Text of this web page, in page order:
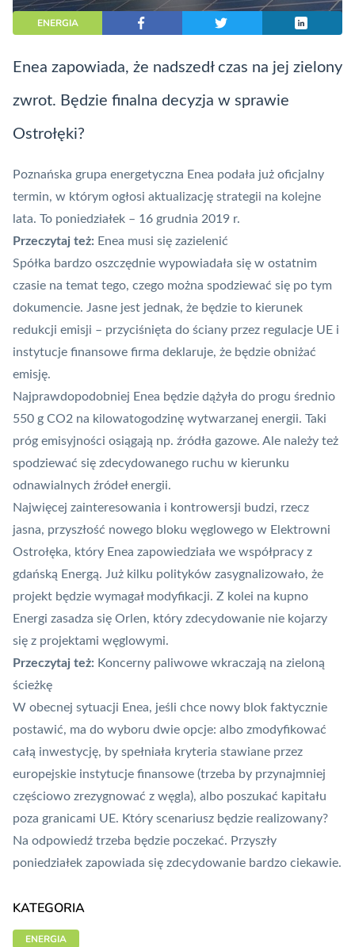
ENERGIA
Enea zapowiada, że nadszedł czas na jej zielony
zwrot. Będzie finalna decyzja w sprawie
Ostrołęki?
Poznańska grupa energetyczna Enea podała już oficjalny
termin, w którym ogłosi aktualizację strategii na kolejne
lata. To poniedziałek – 16 grudnia 2019 r.
Przeczytaj też: Enea musi się zazielenić
Spółka bardzo oszczędnie wypowiadała się w ostatnim
czasie na temat tego, czego można spodziewać się po tym
dokumencie. Jasne jest jednak, że będzie to kierunek
redukcji emisji – przyciśnięta do ściany przez regulacje UE i
instytucje finansowe firma deklaruje, że będzie obniżać
emisję.
Najprawdopodobniej Enea będzie dążyła do progu średnio
550 g CO2 na kilowatogodzinę wytwarzanej energii. Taki
próg emisyjności osiągają np. źródła gazowe. Ale należy też
spodziewać się zdecydowanego ruchu w kierunku
odnawialnych źródeł energii.
Najwięcej zainteresowania i kontrowersji budzi, rzecz
jasna, przyszłość nowego bloku węglowego w Elektrowni
Ostrołęka, który Enea zapowiedziała we współpracy z
gdańską Energą. Już kilku polityków zasygnalizowało, że
projekt będzie wymagał modyfikacji. Z kolei na kupno
Energi zasadza się Orlen, który zdecydowanie nie kojarzy
się z projektami węglowymi.
Przeczytaj też: Koncerny paliwowe wkraczają na zieloną
ścieżkę
W obecnej sytuacji Enea, jeśli chce nowy blok faktycznie
postawić, ma do wyboru dwie opcje: albo zmodyfikować
całą inwestycję, by spełniała kryteria stawiane przez
europejskie instytucje finansowe (trzeba by przynajmniej
częściowo zrezygnować z węgla), albo poszukać kapitału
poza granicami UE. Który scenariusz będzie realizowany?
Na odpowiedź trzeba będzie poczekać. Przyszły
poniedziałek zapowiada się zdecydowanie bardzo ciekawie.
KATEGORIA
ENERGIA